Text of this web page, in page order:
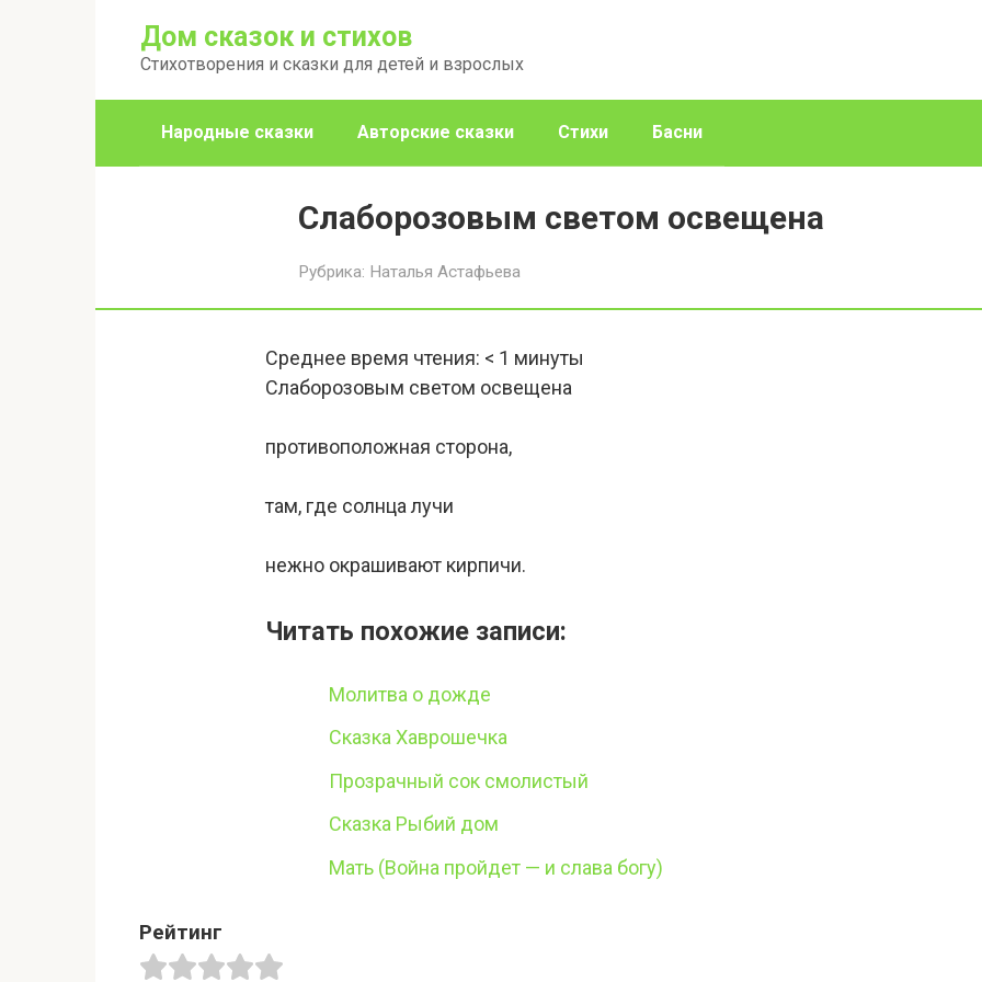
Дом сказок и стихов
Стихотворения и сказки для детей и взрослых
Народные сказки Авторские сказки Стихи Басни
Слаборозовым светом освещена
Рубрика: Наталья Астафьева
Среднее время чтения: < 1 минуты
Слаборозовым светом освещена
противоположная сторона,
там, где солнца лучи
нежно окрашивают кирпичи.
Читать похожие записи:
Молитва о дожде
Сказка Хаврошечка
Прозрачный сок смолистый
Сказка Рыбий дом
Мать (Война пройдет — и слава богу)
Рейтинг